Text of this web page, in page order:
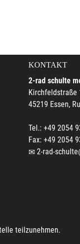
KONTAKT
2-rad schulte
Kirchfeldstraße
45219 Essen,
Tel.: +49 2054
Fax: +49 2054
2-rad-
teilzunehmen.